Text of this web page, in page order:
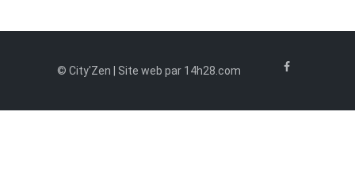
© City'Zen | Site web par 14h28.com